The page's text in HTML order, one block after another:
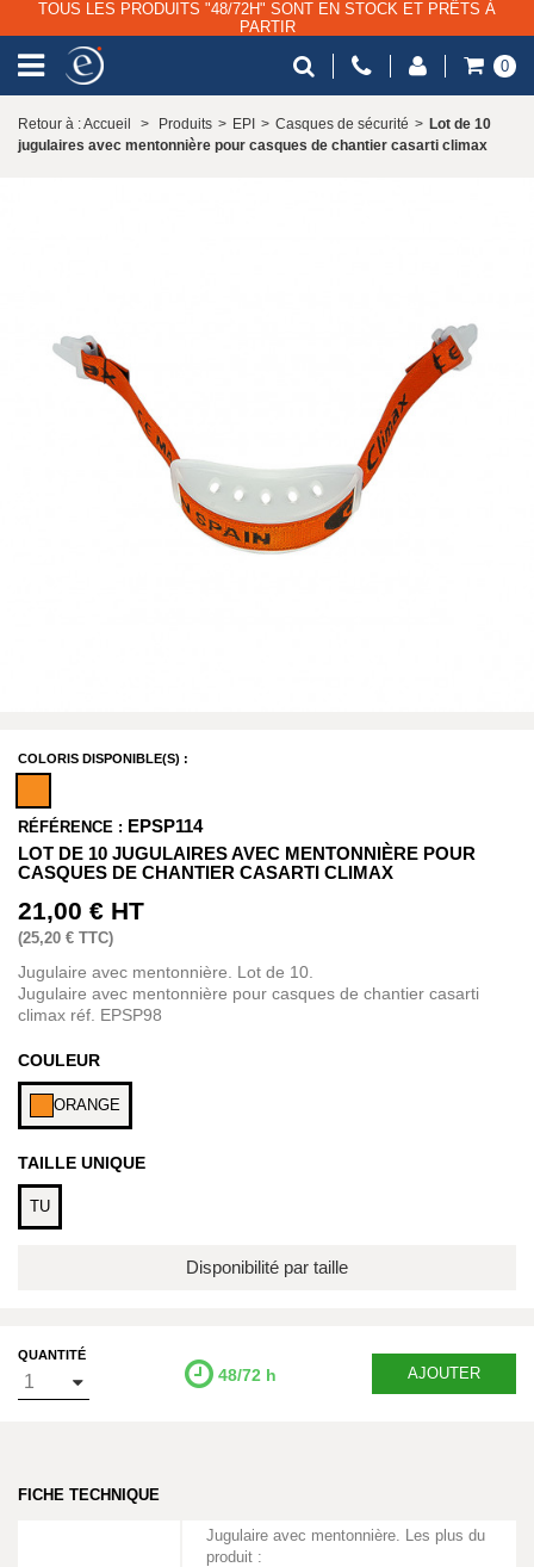
TOUS LES PRODUITS "48/72H" SONT EN STOCK ET PRÊTS À
PARTIR
0
Retour à : Accueil > Produits > EPI > Casques de sécurité > Lot de 10
jugulaires avec mentonnière pour casques de chantier casarti climax
COLORIS DISPONIBLE(S) :
RÉFÉRENCE : EPSP114
LOT DE 10 JUGULAIRES AVEC MENTONNIÈRE POUR
CASQUES DE CHANTIER CASARTI CLIMAX
21,00 € HT
(25,20 € TTC)
Jugulaire avec mentonnière. Lot de 10.
Jugulaire avec mentonnière pour casques de chantier casarti
climax réf. EPSP98
COULEUR
ORANGE
TAILLE UNIQUE
TU
Disponibilité par taille
QUANTITÉ
48/72 h AJOUTER
FICHE TECHNIQUE
Jugulaire avec mentonnière. Les plus du
produit :